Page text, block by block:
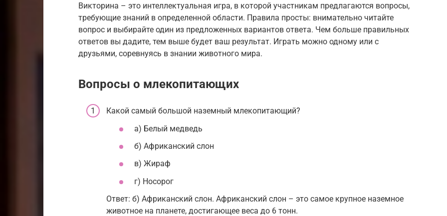
Викторина – это интеллектуальная игра, в которой участникам предлагаются вопросы,
требующие знаний в определенной области. Правила просты: внимательно читайте
вопрос и выбирайте один из предложенных вариантов ответа. Чем больше правильных
ответов вы дадите, тем выше будет ваш результат. Играть можно одному или с
друзьями, соревнуясь в знании животного мира.
Вопросы о млекопитающих
Какой самый большой наземный млекопитающий?
а) Белый медведь
б) Африканский слон
в) Жираф
г) Носорог
Ответ: б) Африканский слон. Африканский слон – это самое крупное наземное
животное на планете, достигающее веса до 6 тонн.